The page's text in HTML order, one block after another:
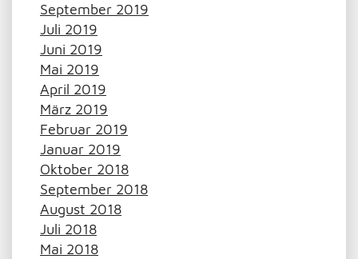
September 2019
Juli 2019
Juni 2019
Mai 2019
April 2019
März 2019
Februar 2019
Januar 2019
Oktober 2018
September 2018
August 2018
Juli 2018
Mai 2018